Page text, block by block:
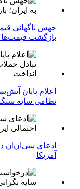
جهش ناگهانی
بازگشت قیمت‌ها
اعلام پایان
نظامی سایه
ادعای سی‌ان‌ان
آمریکا